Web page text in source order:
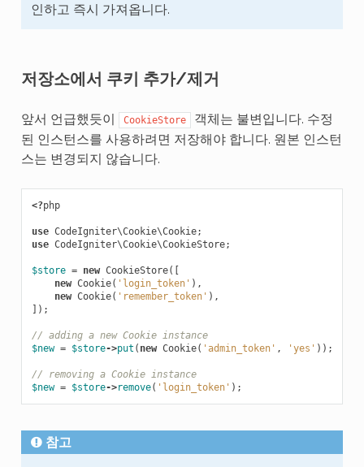
인하고 즉시 가져옵니다.
저장소에서 쿠키 추가/제거
앞서 언급했듯이 CookieStore
객체는 불변입니다. 수정
된 인스턴스를 사용하려면 저장해야 합니다. 원본 인스턴
스는 변경되지 않습니다.
<?php
use CodeIgniter\Cookie\Cookie;
use CodeIgniter\Cookie\CookieStore;
$store = new CookieStore([
new Cookie( 'login_token' ),
new Cookie( 'remember_token' ),
]);
// adding a new Cookie instance
$new = $store->put ( new Cookie( 'admin_token' , 'yes' ));
// removing a Cookie instance
$new = $store->remove( 'login_token' );
참고